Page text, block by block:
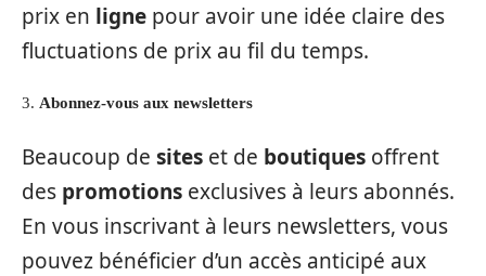
prix en ligne pour avoir une idée claire des
fluctuations de prix au fil du temps.
3. Abonnez-vous aux newsletters
Beaucoup de sites et de boutiques offrent
des promotions exclusives à leurs abonnés.
En vous inscrivant à leurs newsletters, vous
pouvez bénéficier d’un accès anticipé aux